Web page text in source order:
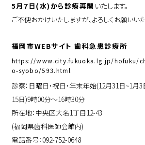
5月7日(水)から診療再開 いたします。
ご不便おかけいたしますが、よろしくお願いいた
福岡市WEBサイト 歯科急患診療所
https://www.city.fukuoka.lg.jp/hofuku/
o-syobo/593.html
診察：日曜日・祝日・年末年始(12月31日~1月
15日)9時00分〜16時30分
所在地：中央区大名1丁目12-43
(福岡県歯科医師会館内)
電話番号：092-752-0648